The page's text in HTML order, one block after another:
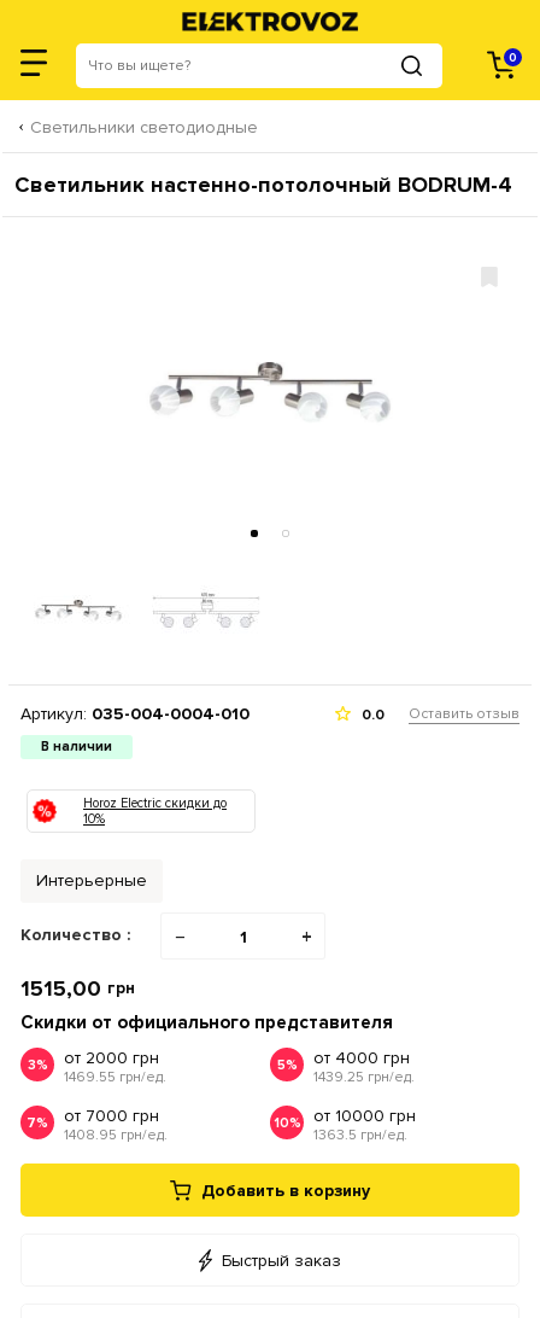
0
Светильники светодиодные
Светильник настенно-потолочный BODRUM-4
Артикул: 035-004-0004-010
В наличии
0.0 Оставить отзыв
Horoz Electric скидки до
10%
Интерьерные
Количество : − +
1515,00 грн
Скидки от официального представителя
3% от 2000 грн
1469.55 грн/ед.
5% от 4000 грн
1439.25 грн/ед.
7% от 7000 грн
1408.95 грн/ед.
10% от 10000 грн
1363.5 грн/ед.
Добавить в корзину
Быстрый заказ